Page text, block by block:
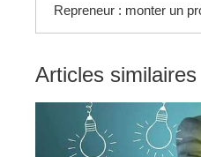
Articles similaires